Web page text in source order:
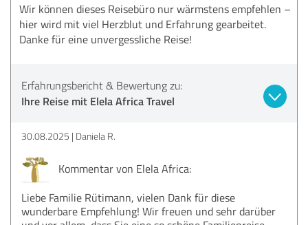
Wir können dieses Reisebüro nur wärmstens empfehlen –
hier wird mit viel Herzblut und Erfahrung gearbeitet.
Danke für eine unvergessliche Reise!
Erfahrungsbericht & Bewertung zu:
Ihre Reise mit Elela Africa Travel
30.08.2025 Daniela R.
Kommentar von Elela Africa:
Liebe Familie Rütimann, vielen Dank für diese
wunderbare Empfehlung! Wir freuen und sehr darüber